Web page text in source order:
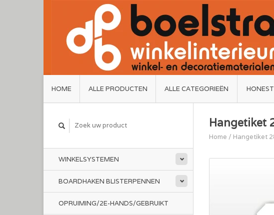
HOME ALLE PRODUCTEN ALLE CATEGORIEËN
WINKELSYSTEMEN
BOARDHAKEN BLISTERPENNEN
OPRUIMING/2E-HANDS/GEBRUIKT
Hangetiket
Home / Hangetiket